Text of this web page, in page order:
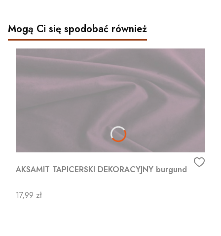
Mogą Ci się spodobać również
AKSAMIT TAPICERSKI DEKORACYJNY burgund
Cena
17,99 zł